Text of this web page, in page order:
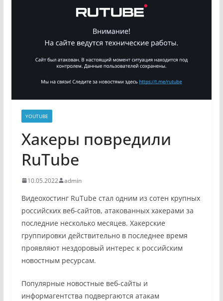
YOUTUBE
Хакеры повредили
RuTube
10.05.2022 admin
Видеохостинг RuTube стал одним из сотен крупных
российских веб-сайтов, атакованных хакерами за
последние несколько месяцев. Хакерские
группировки действительно в последнее время
проявляют нездоровый интерес к российским
новостным ресурсам.
Популярные новостные веб-сайты и
информагентства подвергаются атакам